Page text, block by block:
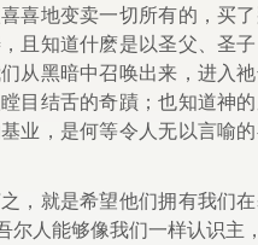
喜地变卖一切所有的，买
且知道什麽是以圣父、圣
从黑暗中召唤出来，进入
目结舌的奇蹟；也知道神
业，是何等令人无以言喻
，就是希望他们拥有我们
人能够像我们一样认识主